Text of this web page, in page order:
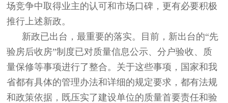
场竞争中取得业主的认可和市场口碑，更有必要积极
推行上述新政。
新政已出台，最重要的落实。目前，新出台的“先
验房后收房”制度已对质量信息公示、分户验收、质
量保修等事项进行了整合。关于这些事项，国家和我
省都有具体的管理办法和详细的规定要求，都有法规
和政策依据，既压实了建设单位的质量首要责任和验